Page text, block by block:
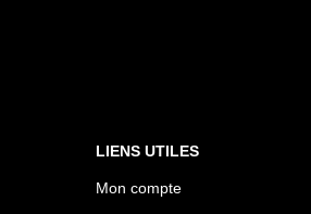
LIENS UTILES
Mon compte